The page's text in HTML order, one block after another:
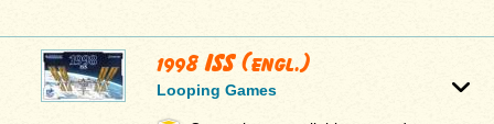
1998 ISS (engl.)
Looping Games